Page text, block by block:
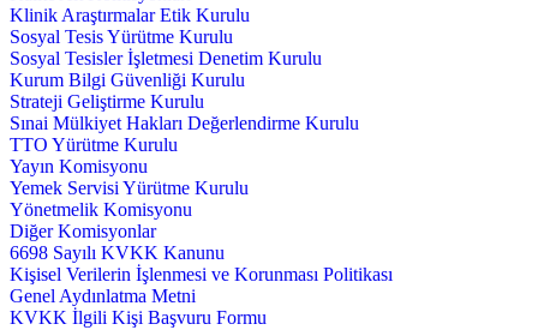
Klinik Araştırmalar Etik Kurulu
Sosyal Tesis Yürütme Kurulu
Sosyal Tesisler İşletmesi Denetim Kurulu
Kurum Bilgi Güvenliği Kurulu
Strateji Geliştirme Kurulu
Sınai Mülkiyet Hakları Değerlendirme Kurulu
TTO Yürütme Kurulu
Yayın Komisyonu
Yemek Servisi Yürütme Kurulu
Yönetmelik Komisyonu
Diğer Komisyonlar
6698 Sayılı KVKK Kanunu
Kişisel Verilerin İşlenmesi ve Korunması Politikası
Genel Aydınlatma Metni
KVKK İlgili Kişi Başvuru Formu